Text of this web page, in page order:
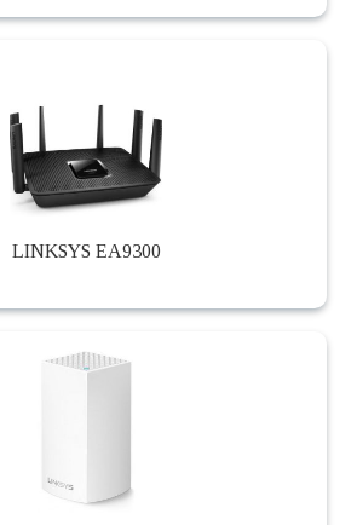
LINKSYS EA9300